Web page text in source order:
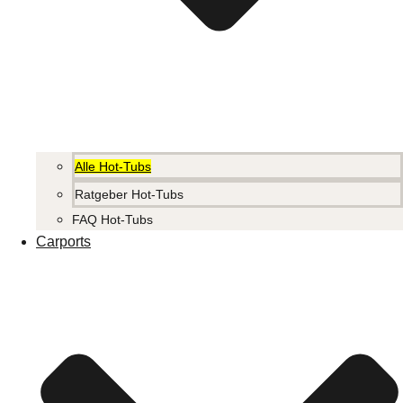
Alle Hot-Tubs
Ratgeber Hot-Tubs
FAQ Hot-Tubs
Carports